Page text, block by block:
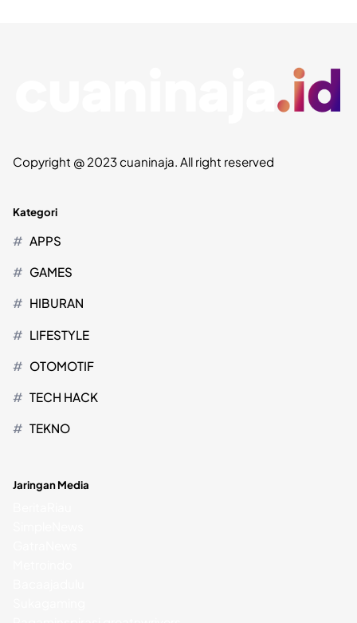
Copyright @ 2023 cuaninaja. All right reserved
Kategori
APPS
GAMES
HIBURAN
LIFESTYLE
OTOMOTIF
TECH HACK
TEKNO
Jaringan Media